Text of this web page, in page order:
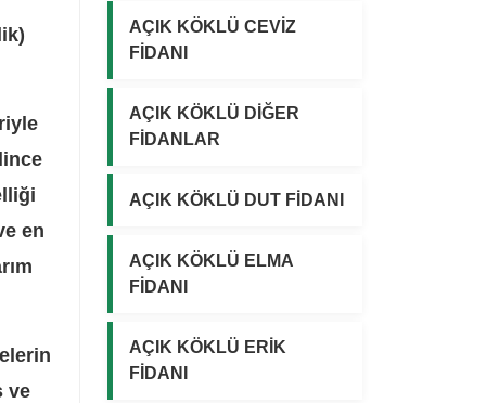
en
ve
.
.
AÇIK KÖKLÜ CEVİZ
FİDANI
AÇIK KÖKLÜ DİĞER
FİDANLAR
AÇIK KÖKLÜ DUT FİDANI
AÇIK KÖKLÜ ELMA
FİDANI
AÇIK KÖKLÜ ERİK
FİDANI